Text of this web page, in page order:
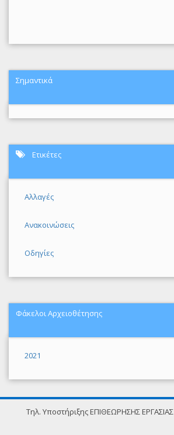
Σημαντικά
Ετικέτες
Αλλαγές
Ανακοινώσεις
Οδηγίες
Φάκελοι Αρχειοθέτησης
2021
Τηλ. Υποστήριξης ΕΠΙΘΕΩΡΗΣΗΣ ΕΡΓΑΣΙΑΣ